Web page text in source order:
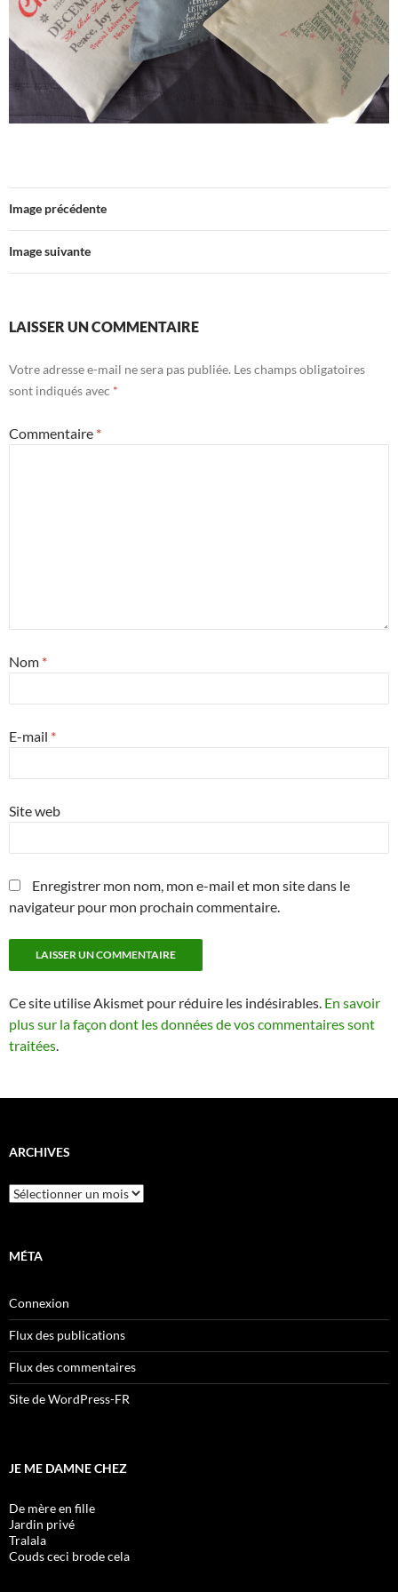
Image précédente
Image suivante
LAISSER UN COMMENTAIRE
Votre adresse e-mail ne sera pas publiée. Les champs obligatoires
sont indiqués avec *
Commentaire *
Nom *
E-mail *
Site web
Enregistrer mon nom, mon e-mail et mon site dans le
navigateur pour mon prochain commentaire.
Ce site utilise Akismet pour réduire les indésirables. En savoir
plus sur la façon dont les données de vos commentaires sont
traitées.
ARCHIVES
Archives
MÉTA
Connexion
Flux des publications
Flux des commentaires
Site de WordPress-FR
JE ME DAMNE CHEZ
De mère en fille
Jardin privé
Tralala
Couds ceci brode cela